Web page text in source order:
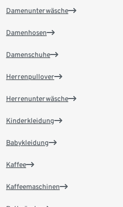
Damenunterwäsche
Damenhosen
Damenschuhe
Herrenpullover
Herrenunterwäsche
Kinderkleidung
Babykleidung
Kaffee
Kaffeemaschinen